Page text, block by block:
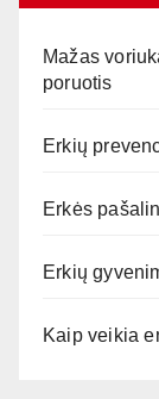
Mažas
poruotis
Erkių
Erkės
Erkių
Kaip veikia